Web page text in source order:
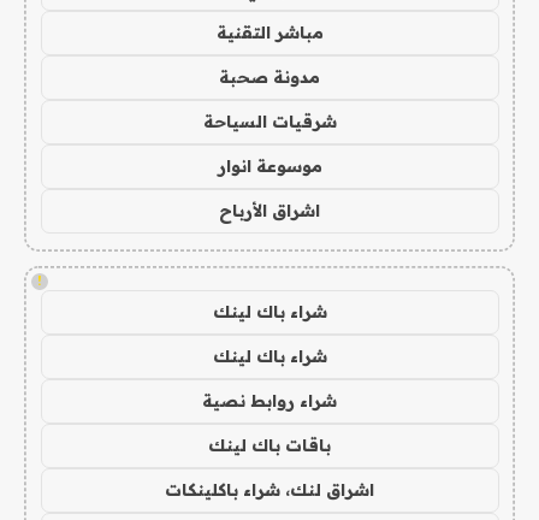
مباشر التقنية
مدونة صحبة
شرقيات السياحة
موسوعة انوار
اشراق الأرباح
!
شراء باك لينك
شراء باك لينك
شراء روابط نصية
باقات باك لينك
اشراق لنك، شراء باكلينكات